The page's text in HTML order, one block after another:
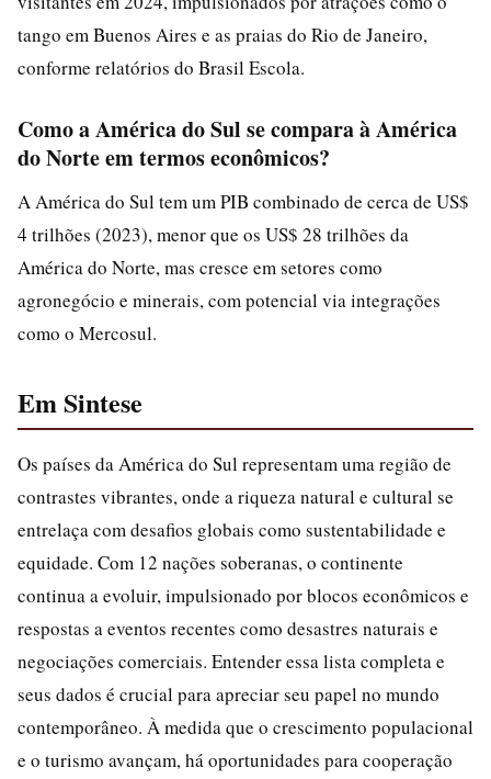
tango em Buenos Aires e as praias do Rio de Janeiro,
conforme relatórios do Brasil Escola.
Como a América do Sul se compara à América
do Norte em termos econômicos?
A América do Sul tem um PIB combinado de cerca de US$
4 trilhões (2023), menor que os US$ 28 trilhões da
América do Norte, mas cresce em setores como
agronegócio e minerais, com potencial via integrações
como o Mercosul.
Em Sintese
Os países da América do Sul representam uma região de
contrastes vibrantes, onde a riqueza natural e cultural se
entrelaça com desafios globais como sustentabilidade e
equidade. Com 12 nações soberanas, o continente
continua a evoluir, impulsionado por blocos econômicos e
respostas a eventos recentes como desastres naturais e
negociações comerciais. Entender essa lista completa e
seus dados é crucial para apreciar seu papel no mundo
contemporâneo. À medida que o crescimento populacional
e o turismo avançam, há oportunidades para cooperação